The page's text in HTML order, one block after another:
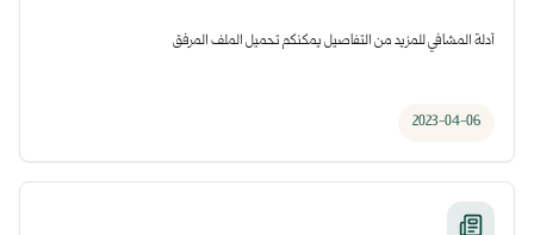
أدلة المشافي للمزيد من التفاصيل يمكنكم تحميل الملف المرفق
2023-04-06